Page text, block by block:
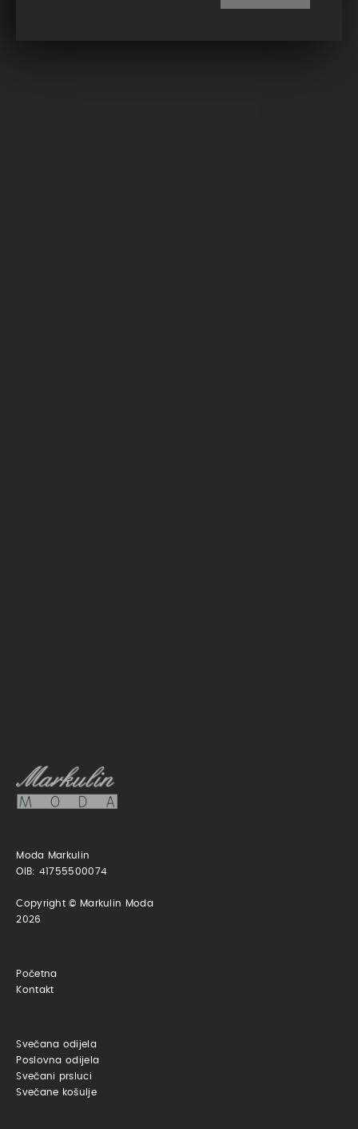
Moda Markulin
OIB: 41755500074
Copyright © Markulin Moda
2026
Početna
Kontakt
Svečana odijela
Poslovna odijela
Svečani prsluci
Svečane košulje